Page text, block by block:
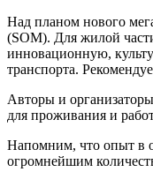
Над планом нового
(SOM). Для жилой
инновационную,
транспорта.
Авторы и
для проживания и
Напомним, что опыт в
огромнейшим